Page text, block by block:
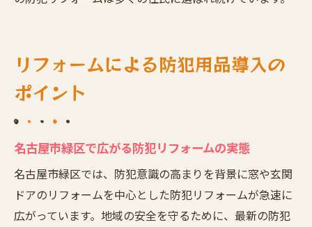
リフォームによる防犯用品導入の
ポイント
名古屋市緑区で広がる防犯リフォームの実態
名古屋市緑区では、防犯意識の高まりを背景に窓や玄関
ドアのリフォームを中心とした防犯リフォームが急速に
広がっています。地域の安全を守るために、最新の防犯